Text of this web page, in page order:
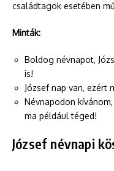
családtagok esetében
Minták:
Boldog névnapot,
is!
József nap van, ezért
Névnapodon
ma például téged!
József névnapi